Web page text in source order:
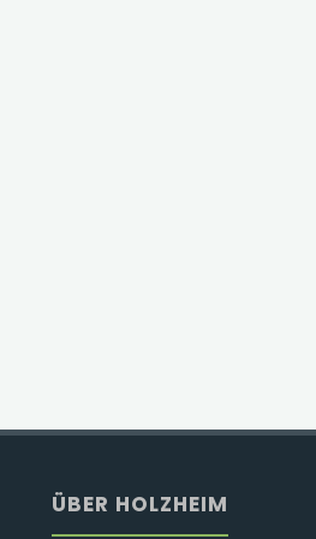
ÜBER HOLZHEIM